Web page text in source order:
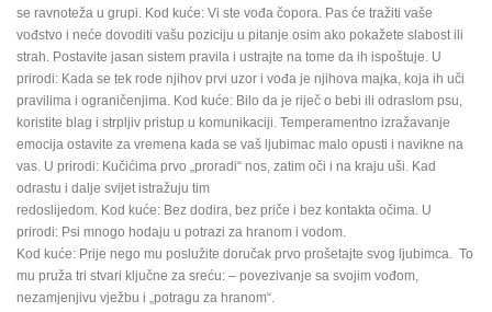
se ravnoteža u grupi. Kod kuće: Vi ste vođa čopora. Pas će tražiti vaše
vođstvo i neće dovoditi vašu poziciju u pitanje osim ako pokažete slabost ili
strah. Postavite jasan sistem pravila i ustrajte na tome da ih ispoštuje. U
prirodi: Kada se tek rode njihov prvi uzor i vođa je njihova majka, koja ih uči
pravilima i ograničenjima. Kod kuće: Bilo da je riječ o bebi ili odraslom psu,
koristite blag i strpljiv pristup u komunikaciji. Temperamentno izražavanje
emocija ostavite za vremena kada se vaš ljubimac malo opusti i navikne na
vas. U prirodi: Kučićima prvo „proradi“ nos, zatim oči i na kraju uši. Kad
odrastu i dalje svijet istražuju tim
redoslijedom. Kod kuće: Bez dodira, bez priče i bez kontakta očima. U
prirodi: Psi mnogo hodaju u potrazi za hranom i vodom.
Kod kuće: Prije nego mu poslužite doručak prvo prošetajte svog ljubimca. To
mu pruža tri stvari ključne za sreću: – povezivanje sa svojim vođom,
nezamjenjivu vježbu i „potragu za hranom“.